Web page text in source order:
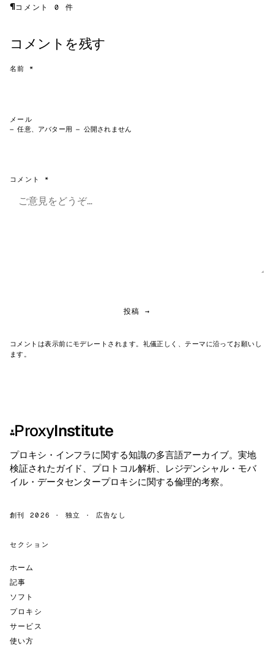
¶コメント 0 件
コメントを残す
名前 *
メール
— 任意、アバター用 — 公開されません
コメント *
投稿 →
コメントは表示前にモデレートされます。礼儀正しく、テーマに沿ってお願いし
ます。
⁂ProxyInstitute
プロキシ・インフラに関する知識の多言語アーカイブ。実地
検証されたガイド、プロトコル解析、レジデンシャル・モバ
イル・データセンタープロキシに関する倫理的考察。
創刊 2026 · 独立 · 広告なし
セクション
ホーム
記事
ソフト
プロキシ
サービス
使い方